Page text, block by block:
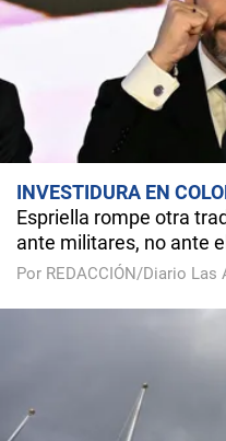
INVESTIDURA EN
Espriella rompe otra
ante militares, no ante
Por REDACCIÓN/Diario Las